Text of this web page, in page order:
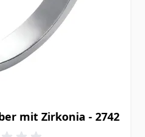
mit Zirkonia - 2742